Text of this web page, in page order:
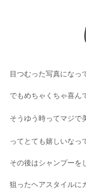
目つむった写真になっ
でもめちゃくちゃ喜ん
そうゆう時ってマジで
ってとても嬉しいなっ
その後はシャンプーを
狙ったヘアスタイルに